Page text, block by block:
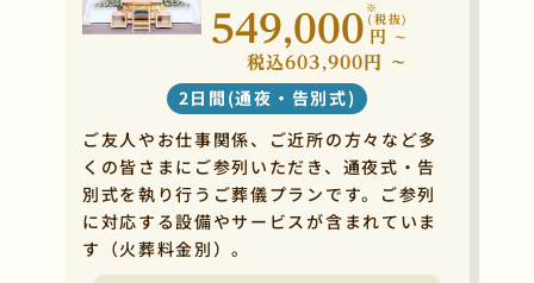
549,000
※
円
(税抜)
~
税込603,900円 ~
2日間(通夜・告別式)
ご友人やお仕事関係、ご近所の方々など多
くの皆さまにご参列いただき、通夜式・告
別式を執り行うご葬儀プランです。ご参列
に対応する設備やサービスが含まれていま
す（火葬料金別）。